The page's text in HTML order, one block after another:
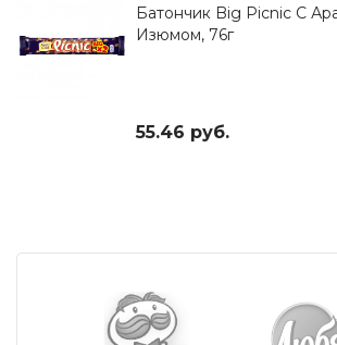
Батончик Big Picnic С
Изюмом, 76г
55.46 руб.